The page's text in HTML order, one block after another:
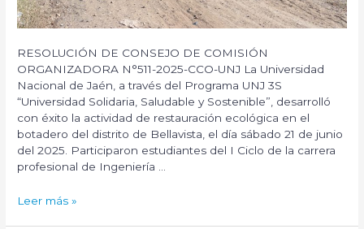
Estructurales
y
Ambiental
en
Contexto
Sísmico
en
la
I.E.
No
San
RESOLUCIÓN DE CONSEJO DE COMISIÓN
ORGANIZADORA N°511-2025-CCO-UNJ La Universidad
Nacional de Jaén, a través del Programa UNJ 3S
“Universidad Solidaria, Saludable y Sostenible”, desarrolló
con éxito la actividad de restauración ecológica en el
botadero del distrito de Bellavista, el día sábado 21 de junio
del 2025. Participaron estudiantes del I Ciclo de la carrera
profesional de Ingeniería …
Actividad
Leer más »